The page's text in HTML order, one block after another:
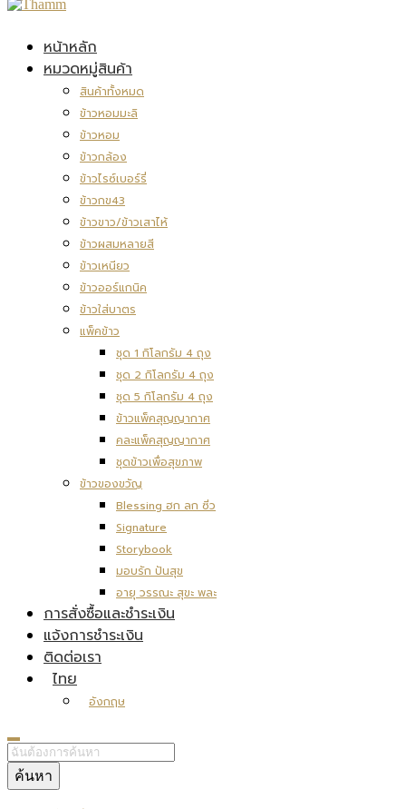
หน้าหลัก
หมวดหมู่สินค้า
สินค้าทั้งหมด
ข้าวหอมมะลิ
ข้าวหอม
ข้าวกล้อง
ข้าวไรซ์เบอร์รี่
ข้าวกข43
ข้าวขาว/ข้าวเสาไห้
ข้าวผสมหลายสี
ข้าวเหนียว
ข้าวออร์แกนิค
ข้าวใส่บาตร
แพ็คข้าว
ชุด 1 กิโลกรัม 4 ถุง
ชุด 2 กิโลกรัม 4 ถุง
ชุด 5 กิโลกรัม 4 ถุง
ข้าวแพ็คสุญญากาศ
คละแพ็คสุญญากาศ
ชุดข้าวเพื่อสุขภาพ
ข้าวของขวัญ
Blessing ฮก ลก ซิ่ว
Signature
Storybook
มอบรัก ปันสุข
อายุ วรรณะ สุขะ พละ
การสั่งซื้อและชำระเงิน
แจ้งการชำระเงิน
ติดต่อเรา
ไทย
อังกฤษ
ค้นหา